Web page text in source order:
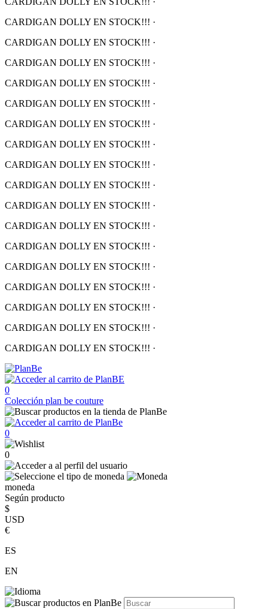
CARDIGAN DOLLY EN STOCK!!! ·
CARDIGAN DOLLY EN STOCK!!! ·
CARDIGAN DOLLY EN STOCK!!! ·
CARDIGAN DOLLY EN STOCK!!! ·
CARDIGAN DOLLY EN STOCK!!! ·
CARDIGAN DOLLY EN STOCK!!! ·
CARDIGAN DOLLY EN STOCK!!! ·
CARDIGAN DOLLY EN STOCK!!! ·
CARDIGAN DOLLY EN STOCK!!! ·
CARDIGAN DOLLY EN STOCK!!! ·
CARDIGAN DOLLY EN STOCK!!! ·
CARDIGAN DOLLY EN STOCK!!! ·
CARDIGAN DOLLY EN STOCK!!! ·
CARDIGAN DOLLY EN STOCK!!! ·
CARDIGAN DOLLY EN STOCK!!! ·
CARDIGAN DOLLY EN STOCK!!! ·
CARDIGAN DOLLY EN STOCK!!! ·
0
Colección plan be couture
0
0
moneda
Según producto
$
USD
€
ES
EN